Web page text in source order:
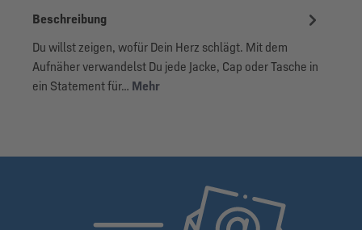
Beschreibung
Du willst zeigen, wofür Dein Herz schlägt. Mit dem
Aufnäher verwandelst Du jede Jacke, Cap oder Tasche in
ein Statement für… Mehr